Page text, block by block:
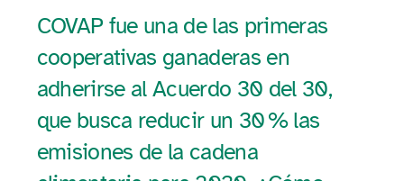
COVAP fue una de las primeras
cooperativas ganaderas en
adherirse al Acuerdo 30 del 30,
que busca reducir un 30 % las
emisiones de la cadena